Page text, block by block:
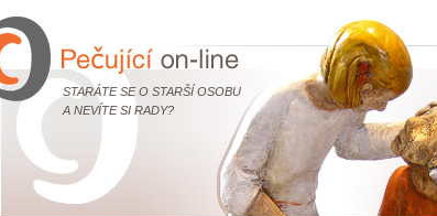
STARÁTE SE O STARŠÍ OSOBU
A NEVÍTE SI RADY?